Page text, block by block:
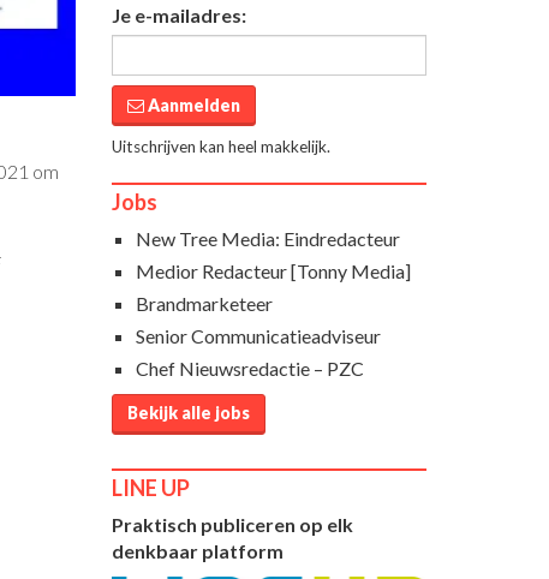
om
Je e-mailadres:
Aanmelden
Uitschrijven kan heel makkelijk.
Jobs
New Tree Media: Eindredacteur
Medior Redacteur [Tonny Media]
Brandmarketeer
Senior Communicatieadviseur
Chef Nieuwsredactie – PZC
Bekijk alle jobs
LINE UP
Praktisch publiceren op elk
denkbaar platform